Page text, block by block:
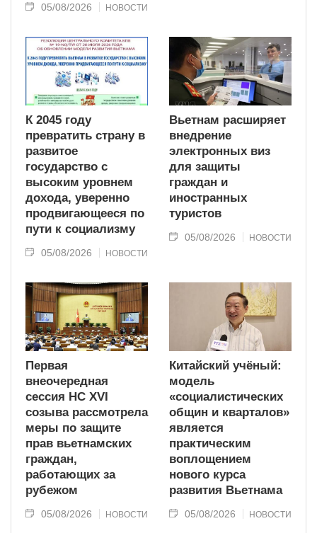
05/08/2026 НОВОСТИ
К 2045 году
превратить страну в
развитое
государство с
высоким уровнем
дохода, уверенно
продвигающееся по
пути к социализму
05/08/2026 НОВОСТИ
Вьетнам расширяет
внедрение
электронных виз
для защиты
граждан и
иностранных
туристов
05/08/2026 НОВОСТИ
Первая
внеочередная
сессия НС XVI
созыва рассмотрела
меры по защите
прав вьетнамских
граждан,
работающих за
рубежом
05/08/2026 НОВОСТИ
Китайский учёный:
модель
«социалистических
общин и кварталов»
является
практическим
воплощением
нового курса
развития Вьетнама
05/08/2026 НОВОСТИ